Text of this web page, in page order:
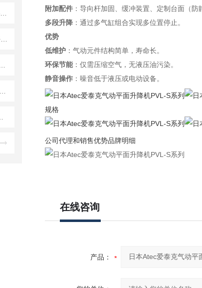
附加配件：导向杆加固、缓冲装置、定制台面（防
多段升降：通过多气缸组合实现多位置停止。
优势
低维护：气动元件结构简单，寿命长。
环保节能：仅需压缩空气，无液压油污染。
静音操作：噪音低于液压或电动设备。
规格
公司代理和销售优势品牌明细
在线咨询
产品：